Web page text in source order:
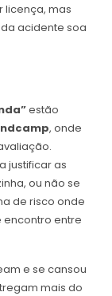
licença, mas
acidente soa
estão
, onde
justificar as
ou não se
de risco onde
encontro entre
e se cansou
mais do